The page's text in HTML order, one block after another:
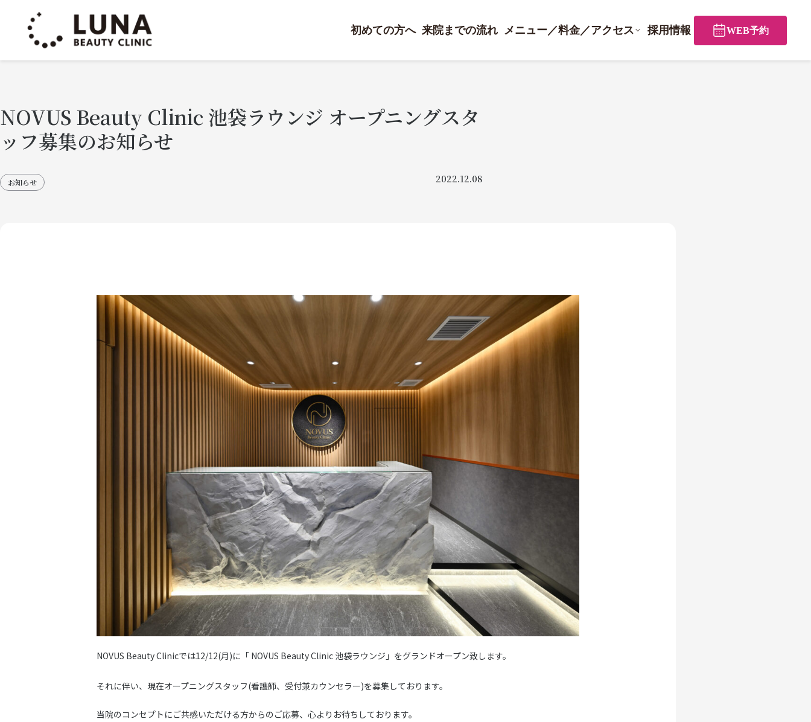
初めての方へ 来院までの流れ メニュー／料金／アクセス 採用情報 WEB予約
nbc-clinic 2022年12月8日
NOVUS Beauty Clinic 池袋ラウンジ オープニングスタ
ッフ募集のお知らせ
お知らせ 2022.12.08
NOVUS Beauty Clinicでは12/12(月)に「 NOVUS Beauty Clinic 池袋ラウンジ」をグランドオープン致します。
それに伴い、現在オープニングスタッフ(看護師、受付兼カウンセラー)を募集しております。
当院のコンセプトにご共感いただける方からのご応募、心よりお待ちしております。